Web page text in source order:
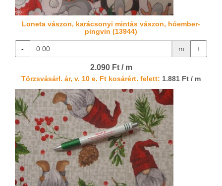
Loneta vászon, karácsonyi mintás vászon, hóember-
pingvin (13944)
- m +
2.090 Ft / m
Törzsvásárl. ár, v. 10 e. Ft kosárért. felett: 1.881 Ft / m